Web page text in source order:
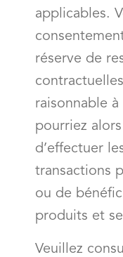
applicables.
réserve de
raisonnable à
pourriez
d’effectuer
transactions
ou de
produits et
Veuillez